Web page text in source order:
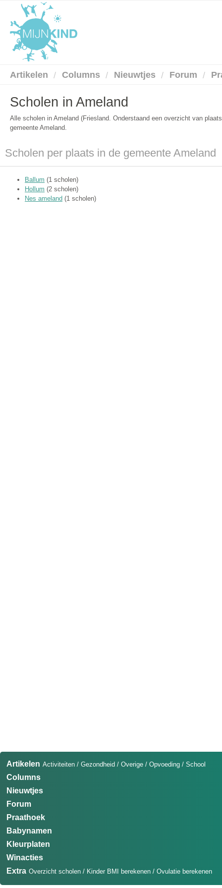
Artikelen Columns Nieuwtjes Forum
Scholen in Ameland
Alle scholen in Ameland (Friesland. Onderstaand een overzicht van
gemeente Ameland.
Scholen per plaats in de gemeente Ameland
Ballum (1 scholen)
Hollum (2 scholen)
Nes ameland (1 scholen)
Artikelen Activiteiten / Gezondheid / Overige / Opvoeding / School
Columns
Nieuwtjes
Forum
Praathoek
Babynamen
Kleurplaten
Winacties
Extra Overzicht scholen / Kinder BMI berekenen / Ovulatie berekenen